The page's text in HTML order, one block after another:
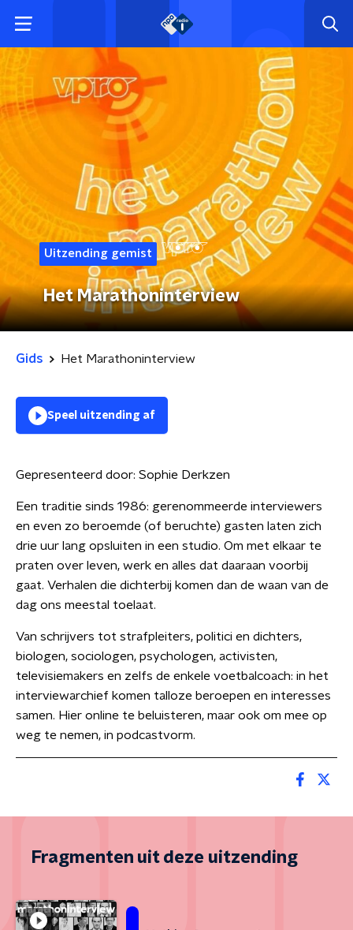
Uitzending gemist
Het Marathoninterview
Gids Het Marathoninterview
Speel uitzending af
Gepresenteerd door: Sophie Derkzen
Een traditie sinds 1986: gerenommeerde interviewers
en even zo beroemde (of beruchte) gasten laten zich
drie uur lang opsluiten in een studio. Om met elkaar te
praten over leven, werk en alles dat daaraan voorbij
gaat. Verhalen die dichterbij komen dan de waan van de
dag ons meestal toelaat.
Van schrijvers tot strafpleiters, politici en dichters,
biologen, sociologen, psychologen, activisten,
televisiemakers en zelfs de enkele voetbalcoach: in het
interviewarchief komen talloze beroepen en interesses
samen. Hier online te beluisteren, maar ook om mee op
weg te nemen, in podcastvorm.
Fragmenten uit deze uitzending